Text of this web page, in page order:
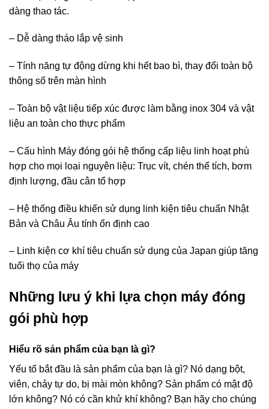
dàng thao tác.
– Dễ dàng tháo lắp vệ sinh
– Tính năng tự động dừng khi hết bao bì, thay đổi toàn bộ
thông số trên màn hình
– Toàn bộ vật liệu tiếp xúc được làm bằng inox 304 và vật
liệu an toàn cho thực phẩm
– Cấu hình Máy đóng gói hệ thống cấp liệu linh hoạt phù
hợp cho mọi loại nguyên liệu: Trục vít, chén thể tích, bơm
định lượng, đầu cân tổ hợp
– Hệ thống điều khiển sử dụng linh kiện tiêu chuẩn Nhật
Bản và Châu Âu tính ổn định cao
– Linh kiện cơ khí tiêu chuẩn sử dụng của Japan giúp tăng
tuổi thọ của máy
Những lưu ý khi lựa chọn máy đóng
gói phù hợp
Hiểu rõ sản phẩm của bạn là gì?
Yếu tố bắt đầu là sản phẩm của bạn là gì? Nó dạng bột,
viên, chảy tự do, bị mài mòn không? Sản phẩm có mật độ
lớn không? Nó có cần khử khí không? Bạn hãy cho chúng